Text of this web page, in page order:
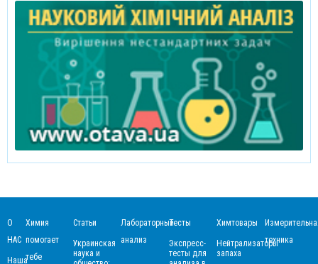
О
НАС
Наша
Химия
помогает
тебе
Статьи
Украинская
наука и
Лабораторный
анализ
Тесты
Экспресс-
тесты для
Химтовары
Нейтрализаторы
запаха
техника